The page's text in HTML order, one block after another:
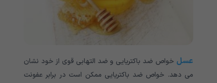
عسل خواص ضد باکتریایی و ضد التهابی قوی از خود نشان
می دهد. خواص ضد باکتریایی ممکن است در برابر عفونت